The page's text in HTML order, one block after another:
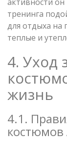
тренинга
для отдыха на
теплые и
4. Уход
жизнь
4.1.
костюмов